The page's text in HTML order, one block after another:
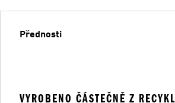
Přednosti
VYROBENO ČÁSTEČNĚ Z